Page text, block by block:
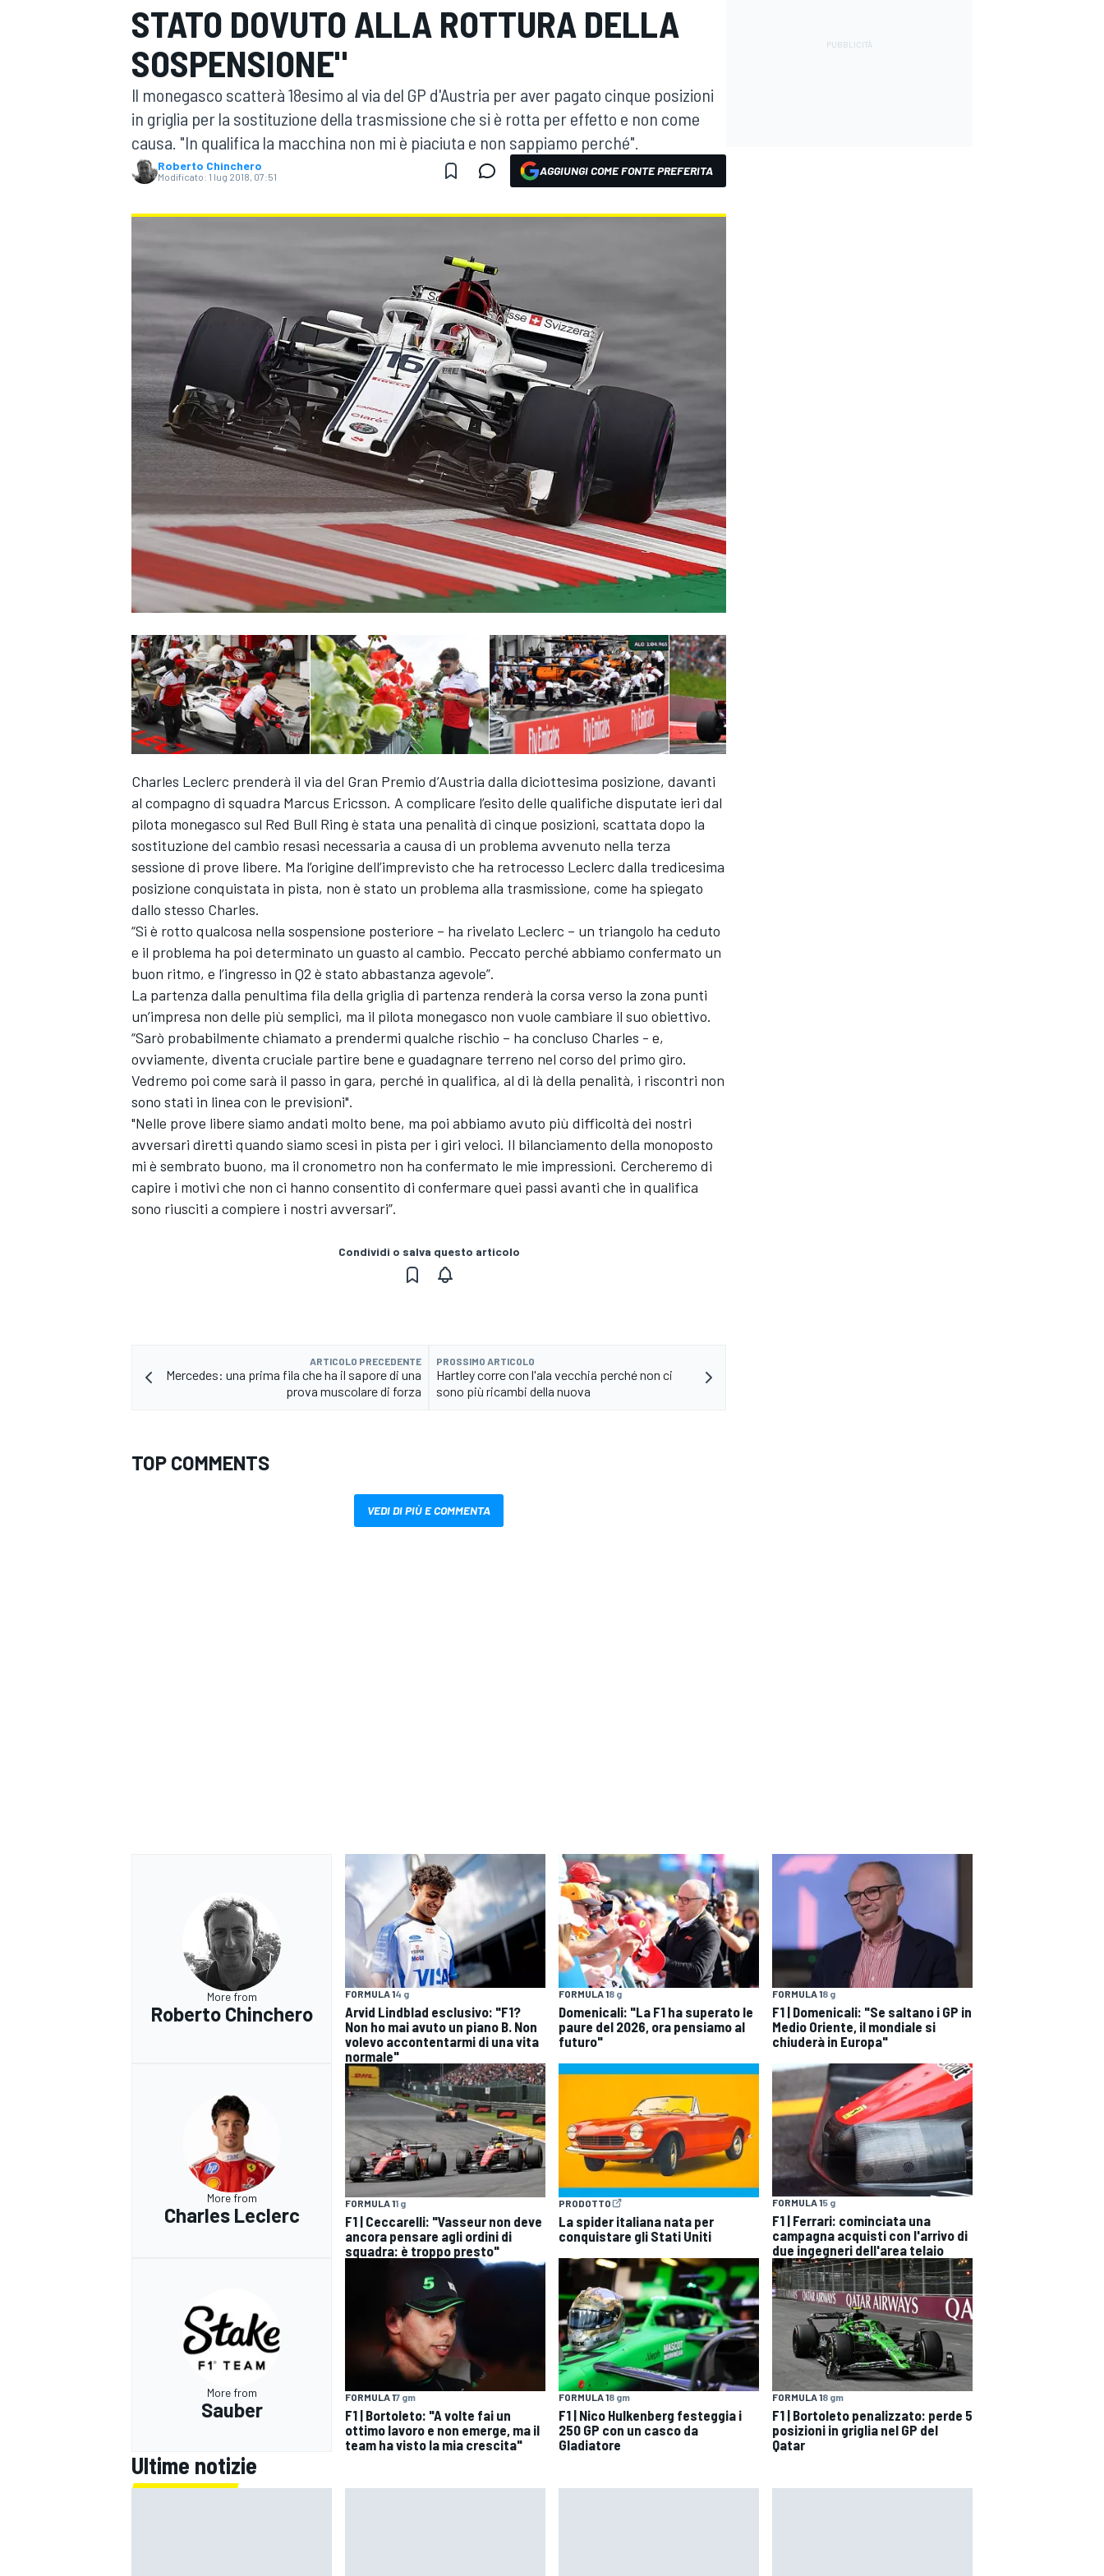
MOTOGP WEC
MONOPOSTO
STATO DOVUTO ALLA ROTTURA DELLA
SOSPENSIONE"
Il monegasco scatterà 18esimo al via del GP d'Austria per aver pagato cinque posizioni
in griglia per la sostituzione della trasmissione che si è rotta per effetto e non come
causa. "In qualifica la macchina non mi è piaciuta e non sappiamo perché".
Roberto Chinchero
Modificato: 1 lug 2018, 07:51 AGGIUNGI COME FONTE PREFERITA
Charles Leclerc prenderà il via del Gran Premio d’Austria dalla diciottesima posizione, davanti
al compagno di squadra Marcus Ericsson. A complicare l’esito delle qualifiche disputate ieri dal
pilota monegasco sul Red Bull Ring è stata una penalità di cinque posizioni, scattata dopo la
sostituzione del cambio resasi necessaria a causa di un problema avvenuto nella terza
sessione di prove libere. Ma l’origine dell’imprevisto che ha retrocesso Leclerc dalla tredicesima
posizione conquistata in pista, non è stato un problema alla trasmissione, come ha spiegato
dallo stesso Charles.
“Si è rotto qualcosa nella sospensione posteriore – ha rivelato Leclerc – un triangolo ha ceduto
e il problema ha poi determinato un guasto al cambio. Peccato perché abbiamo confermato un
buon ritmo, e l’ingresso in Q2 è stato abbastanza agevole”.
La partenza dalla penultima fila della griglia di partenza renderà la corsa verso la zona punti
un’impresa non delle più semplici, ma il pilota monegasco non vuole cambiare il suo obiettivo.
“Sarò probabilmente chiamato a prendermi qualche rischio – ha concluso Charles - e,
ovviamente, diventa cruciale partire bene e guadagnare terreno nel corso del primo giro.
Vedremo poi come sarà il passo in gara, perché in qualifica, al di là della penalità, i riscontri non
sono stati in linea con le previsioni".
"Nelle prove libere siamo andati molto bene, ma poi abbiamo avuto più difficoltà dei nostri
avversari diretti quando siamo scesi in pista per i giri veloci. Il bilanciamento della monoposto
mi è sembrato buono, ma il cronometro non ha confermato le mie impressioni. Cercheremo di
capire i motivi che non ci hanno consentito di confermare quei passi avanti che in qualifica
sono riusciti a compiere i nostri avversari”.
Condividi o salva questo articolo
ARTICOLO PRECEDENTE
Mercedes: una prima fila che ha il sapore di una
prova muscolare di forza
PROSSIMO ARTICOLO
Hartley corre con l'ala vecchia perché non ci
sono più ricambi della nuova
TOP COMMENTS
VEDI DI PIÙ E COMMENTA
More from
Roberto Chinchero
FORMULA 14 g
Arvid Lindblad esclusivo: "F1?
Non ho mai avuto un piano B. Non
volevo accontentarmi di una vita
normale"
FORMULA 18 g
Domenicali: "La F1 ha superato le
paure del 2026, ora pensiamo al
futuro"
FORMULA 18 g
F1 | Domenicali: "Se saltano i GP in
Medio Oriente, il mondiale si
chiuderà in Europa"
More from
Charles Leclerc
FORMULA 11 g
F1 | Ceccarelli: "Vasseur non deve
ancora pensare agli ordini di
squadra: è troppo presto"
PRODOTTO
La spider italiana nata per
conquistare gli Stati Uniti
FORMULA 15 g
F1 | Ferrari: cominciata una
campagna acquisti con l'arrivo di
due ingegneri dell'area telaio
More from
Sauber
FORMULA 17 gm
F1 | Bortoleto: "A volte fai un
ottimo lavoro e non emerge, ma il
team ha visto la mia crescita"
FORMULA 18 gm
F1 | Nico Hulkenberg festeggia i
250 GP con un casco da
Gladiatore
FORMULA 18 gm
F1 | Bortoleto penalizzato: perde 5
posizioni in griglia nel GP del
Qatar
Ultime notizie